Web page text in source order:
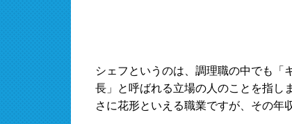
シェフというのは、調理職の中でも「
長」と呼ばれる立場の人のことを指し
さに花形といえる職業ですが、その年